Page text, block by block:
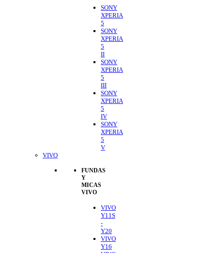
SONY
XPERIA
5
SONY
XPERIA
5
II
SONY
XPERIA
5
III
SONY
XPERIA
5
IV
SONY
XPERIA
5
V
VIVO
FUNDAS
Y
MICAS
VIVO
VIVO
Y11S
-
Y20
VIVO
Y16